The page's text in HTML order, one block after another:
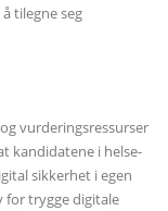
tilegne seg
vurderingsressurser
kandidatene i helse-
sikkerhet i egen
for trygge digitale